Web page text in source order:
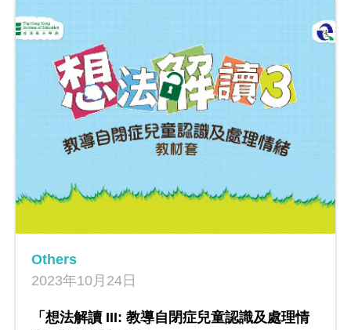
設計校本音樂科課程的能力。此計劃亦會為其
他特殊學校的音樂科教師舉辦工作坊和經驗分
享會，讓其進一步掌握教導本港智障學生的學
與教策略。各項活動惠及三所參與學校內482
名學生和36名教師，成果方面包括三所參與學
校的四個校本音樂科課程，以及為特殊學校音
樂科教師而設的工作坊和分享會。
Others
2023年10月24日
「想法解讀 III: 教導自閉症兒童認識及處理情